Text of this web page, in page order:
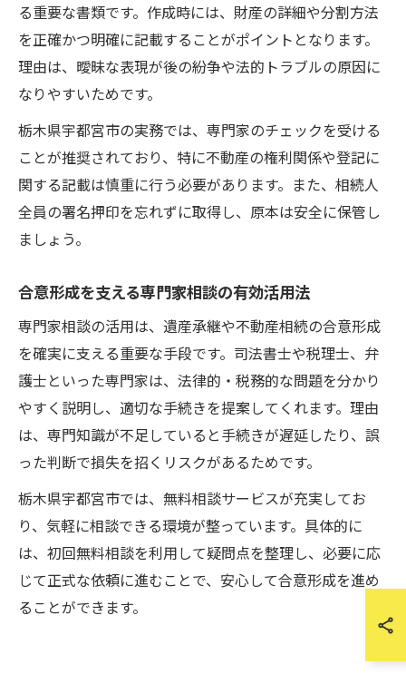
る重要な書類です。作成時には、財産の詳細や分割方法
を正確かつ明確に記載することがポイントとなります。
理由は、曖昧な表現が後の紛争や法的トラブルの原因に
なりやすいためです。
栃木県宇都宮市の実務では、専門家のチェックを受ける
ことが推奨されており、特に不動産の権利関係や登記に
関する記載は慎重に行う必要があります。また、相続人
全員の署名押印を忘れずに取得し、原本は安全に保管し
ましょう。
合意形成を支える専門家相談の有効活用法
専門家相談の活用は、遺産承継や不動産相続の合意形成
を確実に支える重要な手段です。司法書士や税理士、弁
護士といった専門家は、法律的・税務的な問題を分かり
やすく説明し、適切な手続きを提案してくれます。理由
は、専門知識が不足していると手続きが遅延したり、誤
った判断で損失を招くリスクがあるためです。
栃木県宇都宮市では、無料相談サービスが充実してお
り、気軽に相談できる環境が整っています。具体的に
は、初回無料相談を利用して疑問点を整理し、必要に応
じて正式な依頼に進むことで、安心して合意形成を進め
ることができます。